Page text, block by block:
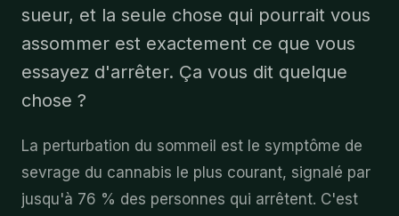
sueur, et la seule chose qui pourrait vous
assommer est exactement ce que vous
essayez d'arrêter. Ça vous dit quelque
chose ?
La perturbation du sommeil est le symptôme de
sevrage du cannabis le plus courant, signalé par
jusqu'à 76 % des personnes qui arrêtent. C'est